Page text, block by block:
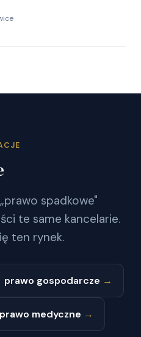
spadkowe"
te same kancelarie.
ten rynek.
prawo gospodarcze →
prawo medyczne →